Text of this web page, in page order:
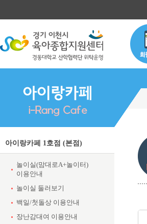
아이랑카페 1호점 (본점)
놀이실(맘대로A+놀이터)
이용안내
놀이실 둘러보기
백일/첫돌상 이용안내
장난감대여 이용안내